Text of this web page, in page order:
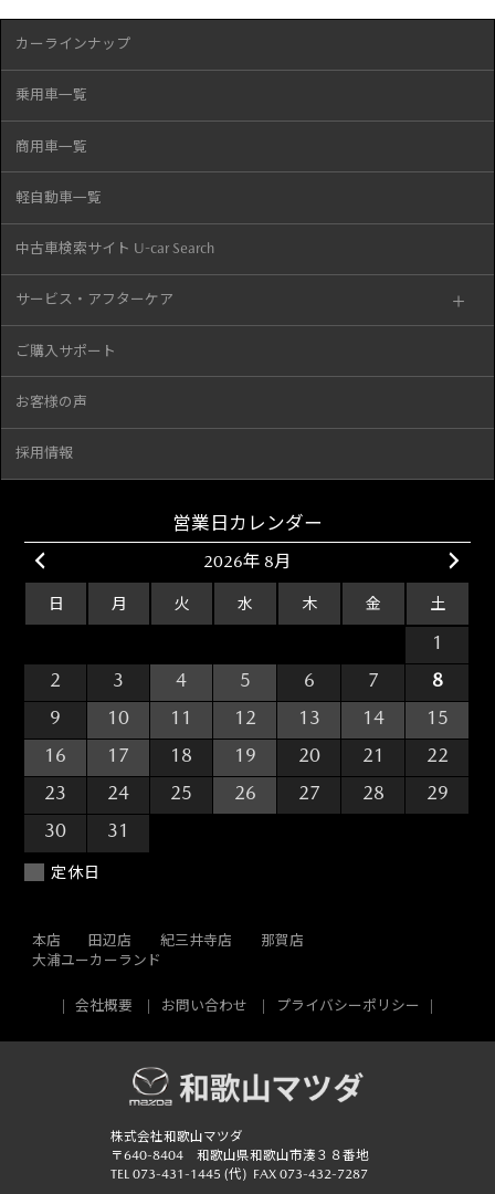
カーラインナップ
乗用車一覧
商用車一覧
軽自動車一覧
中古車検索サイト U-car Search
サービス・アフターケア
ご購入サポート
お客様の声
採用情報
営業日カレンダー
2026年 8月
日 月 火 水 木 金 土
1
2
3 4 5 6 7
8
9
10 11 12 13 14
15
16
17 18 19 20 21
22
23
24 25 26 27 28
29
30
31
定休日
本店 田辺店 紀三井寺店
那賀店
大浦ユーカーランド
会社概要 お問い合わせ プライバシーポリシー
株式会社和歌山マツダ
〒640-8404 和歌山県和歌山市湊３８番地
TEL 073-431-1445 (代) FAX 073-432-7287